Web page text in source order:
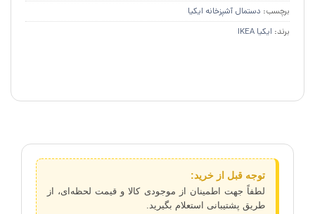
برچسب: دستمال آشپزخانه ایکیا
برند: ایکیا IKEA
توجه قبل از خرید:
لطفاً جهت اطمینان از موجودی کالا و قیمت لحظه‌ای، از
طریق پشتیبانی استعلام بگیرید.